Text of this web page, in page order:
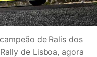
de Ralis dos
de Lisboa, agora